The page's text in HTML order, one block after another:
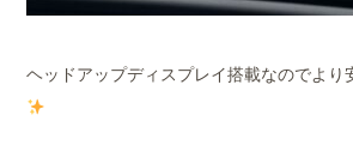
ヘッドアップディスプレイ搭載なのでより